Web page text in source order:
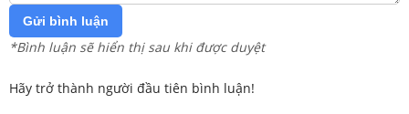
Gửi bình luận
*Bình luận sẽ hiển thị sau khi được duyệt
Hãy trở thành người đầu tiên bình luận!